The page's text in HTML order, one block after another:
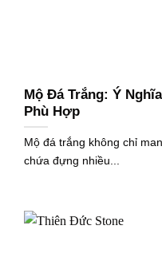
Mộ Đá Trắng: Ý
Phù Hợp
Mộ đá trắng không chỉ
chứa đựng nhiều...